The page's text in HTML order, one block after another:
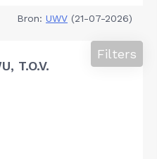
Bron: UWV (21-07-2026)
T.O.V.
Filters